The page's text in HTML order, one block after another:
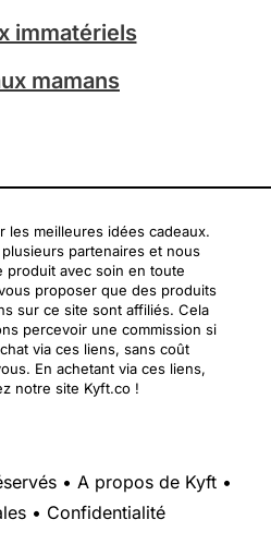
immatériels
mamans
les meilleures idées cadeaux.
partenaires et nous
produit avec soin en toute
proposer que des produits
sur ce site sont affiliés. Cela
percevoir une commission si
via ces liens, sans coût
En achetant via ces liens,
notre site Kyft.co !
• A propos de Kyft •
• Confidentialité